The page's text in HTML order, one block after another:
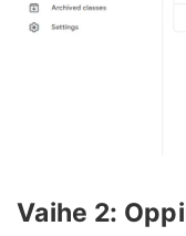
Vaihe 2: